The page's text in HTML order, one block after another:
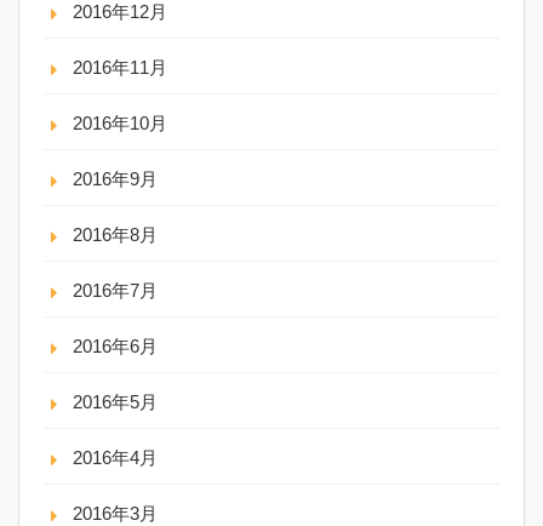
2016年12月
2016年11月
2016年10月
2016年9月
2016年8月
2016年7月
2016年6月
2016年5月
2016年4月
2016年3月